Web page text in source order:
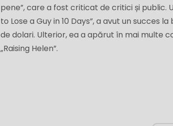
pene”, care a fost criticat de critici și public.
to Lose a Guy in 10 Days”, a avut un succes
de dolari. Ulterior, ea a apărut în mai multe
„Raising Helen”.